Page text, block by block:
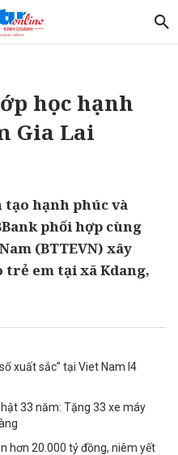
học hạnh
Gia Lai
hạnh phúc và
phối hợp cùng
(BTTEVN) xây
trẻ em tại xã Kdang,
xuất sắc” tại Viet Nam I4
33 năm: Tặng 33 xe máy
hơn 20.000 tỷ đồng, niêm yết